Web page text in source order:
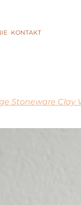
KONTAKT
Stoneware Clay